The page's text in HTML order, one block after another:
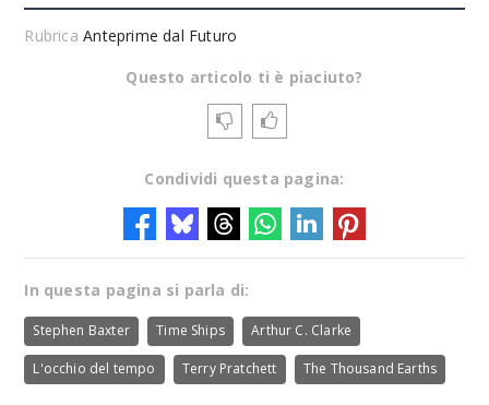
RubricaAnteprime dal Futuro
Questo articolo ti è piaciuto?
Condividi questa pagina:
In questa pagina si parla di:
Stephen Baxter Time Ships Arthur C. Clarke
L'occhio del tempo Terry Pratchett The Thousand Earths